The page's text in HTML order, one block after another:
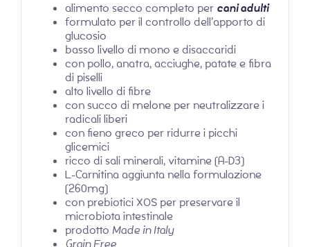
alimento secco completo per cani adulti
formulato per il controllo dell’apporto di
glucosio
basso livello di mono e disaccaridi
con pollo, anatra, acciughe, patate e fibra
di piselli
alto livello di fibre
con succo di melone per neutralizzare i
radicali liberi
con fieno greco per ridurre i picchi
glicemici
ricco di sali minerali, vitamine (A-D3)
L-Carnitina aggiunta nella formulazione
(260mg)
con prebiotici XOS per preservare il
microbiota intestinale
prodotto Made in Italy
Grain Free